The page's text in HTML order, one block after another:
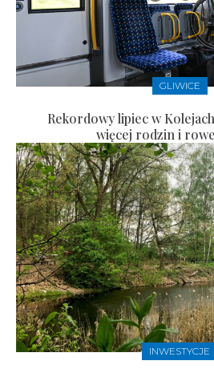
GLIWICE
Rekordowy lipiec w
więcej rodzin i
INWESTYCJE